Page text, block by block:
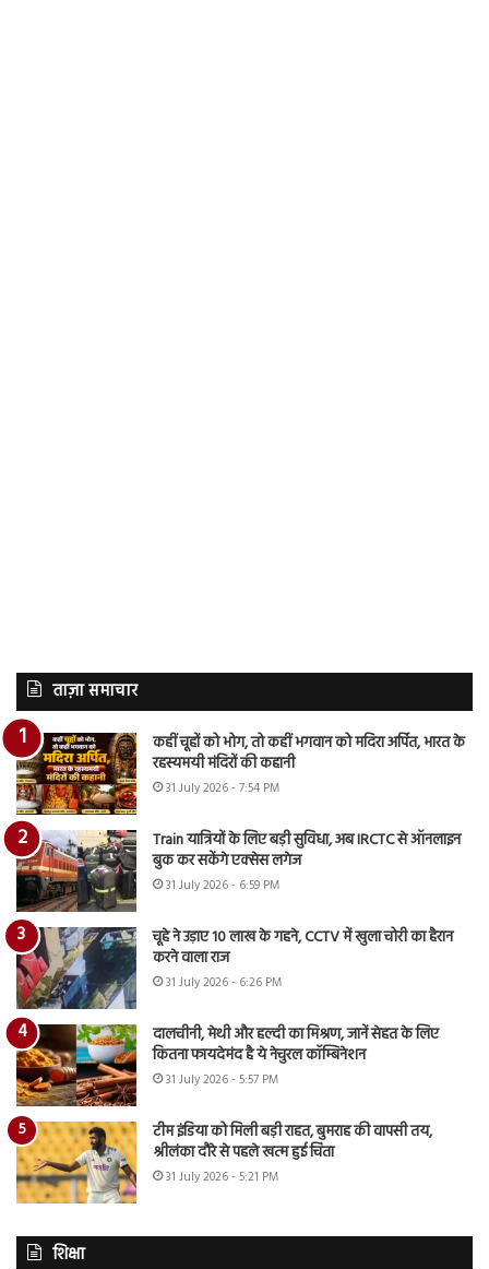
ताज़ा समाचार
कहीं चूहों को भोग, तो कहीं भगवान को मदिरा अर्पित, भारत के
रहस्यमयी मंदिरों की कहानी
31 July 2026 - 7:54 PM
Train यात्रियों के लिए बड़ी सुविधा, अब IRCTC से ऑनलाइन
बुक कर सकेंगे एक्सेस लगेज
31 July 2026 - 6:59 PM
चूहे ने उड़ाए 10 लाख के गहने, CCTV में खुला चोरी का हैरान
करने वाला राज
31 July 2026 - 6:26 PM
दालचीनी, मेथी और हल्दी का मिश्रण, जानें सेहत के लिए
कितना फायदेमंद है ये नेचुरल कॉम्बिनेशन
31 July 2026 - 5:57 PM
टीम इंडिया को मिली बड़ी राहत, बुमराह की वापसी तय,
श्रीलंका दौरे से पहले खत्म हुई चिंता
31 July 2026 - 5:21 PM
शिक्षा